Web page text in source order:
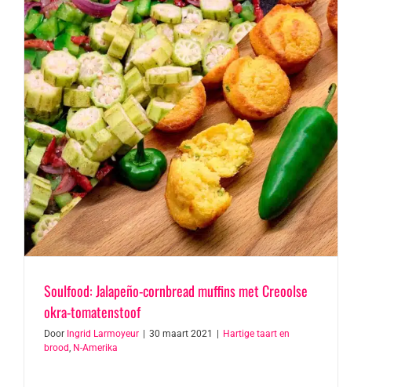
Soulfood: Jalapeño-cornbread muffins met Creoolse
okra-tomatenstoof
Door Ingrid Larmoyeur 30 maart 2021
Hartige taart en
brood, N-Amerika